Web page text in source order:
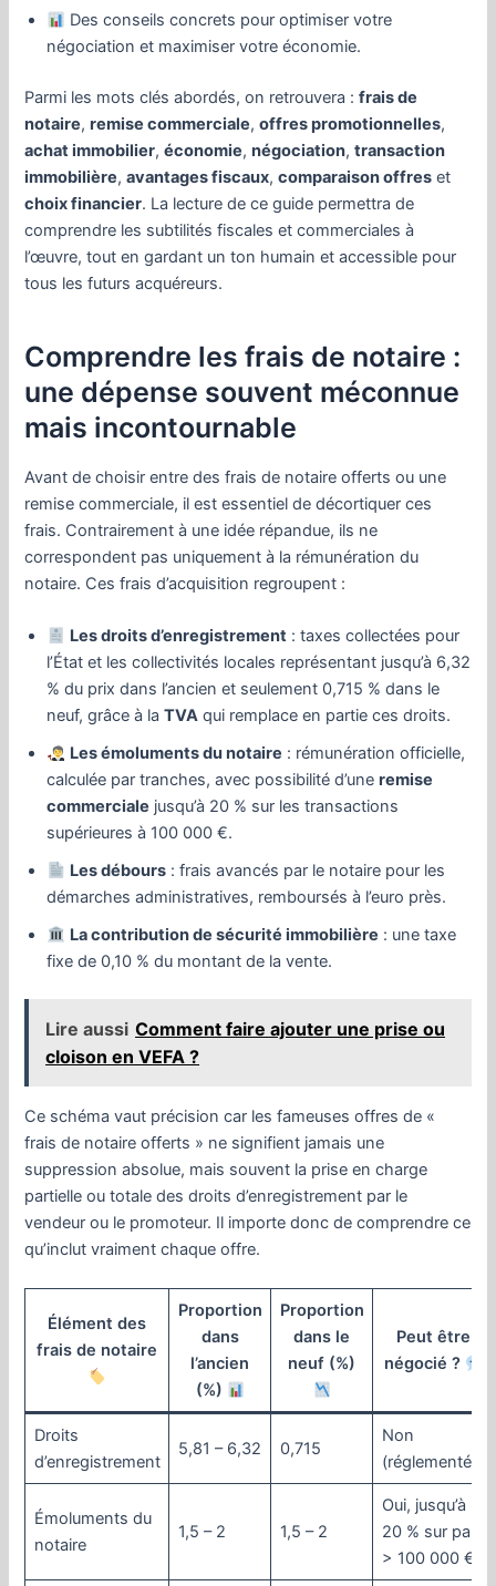
Des conseils concrets pour optimiser votre
négociation et maximiser votre économie.
Parmi les mots clés abordés, on retrouvera :frais de
notaire,remise commerciale,offres promotionnelles,
achat immobilier,économie,négociation,transaction
immobilière,avantages fiscaux,comparaison offres et
choix financier. La lecture de ce guide permettra de
comprendre les subtilités fiscales et commerciales à
l’œuvre, tout en gardant un ton humain et accessible pour
tous les futurs acquéreurs.
Comprendre les frais de notaire :
une dépense souvent méconnue
mais incontournable
Avant de choisir entre des frais de notaire offerts ou une
remise commerciale, il est essentiel de décortiquer ces
frais. Contrairement à une idée répandue, ils ne
correspondent pas uniquement à la rémunération du
notaire. Ces frais d’acquisition regroupent :
Les droits d’enregistrement : taxes collectées pour
l’État et les collectivités locales représentant jusqu’à 6,32
% du prix dans l’ancien et seulement 0,715 % dans le
neuf, grâce à laTVA qui remplace en partie ces droits.
Les émoluments du notaire : rémunération officielle,
calculée par tranches, avec possibilité d’uneremise
commerciale jusqu’à 20 % sur les transactions
supérieures à 100 000 €.
Les débours : frais avancés par le notaire pour les
démarches administratives, remboursés à l’euro près.
La contribution de sécurité immobilière : une taxe
fixe de 0,10 % du montant de la vente.
Lire aussi Comment faire ajouter une prise ou
cloison en VEFA ?
Ce schéma vaut précision car les fameuses offres de «
frais de notaire offerts » ne signifient jamais une
suppression absolue, mais souvent la prise en charge
partielle ou totale des droits d’enregistrement par le
vendeur ou le promoteur. Il importe donc de comprendre ce
qu’inclut vraiment chaque offre.
Élément des
frais de notaire
Proportion
dans
l’ancien
(%)
Proportion
dans le
neuf (%)
Peut être
négocié ?
Droits
d’enregistrement
5,81 – 6,32 0,715
Non
(réglementés)
Émoluments du
notaire
1,5 – 2 1,5 – 2
Oui, jusqu’à
20 % sur part
> 100 000 €